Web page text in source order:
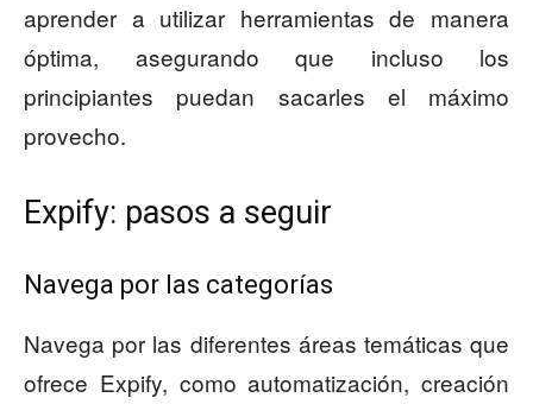
aprender a utilizar herramientas de manera
óptima, asegurando que incluso los
principiantes puedan sacarles el máximo
provecho.
Expify: pasos a seguir
Navega por las categorías
Navega por las diferentes áreas temáticas que
ofrece Expify, como automatización, creación